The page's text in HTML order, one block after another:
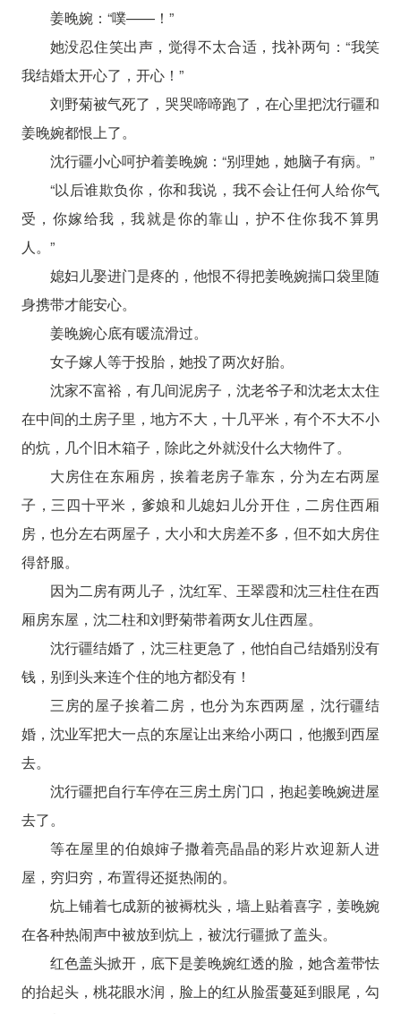
姜晚婉：“噗——！”
她没忍住笑出声，觉得不太合适，找补两句：“我笑
我结婚太开心了，开心！”
刘野菊被气死了，哭哭啼啼跑了，在心里把沈行疆和
姜晚婉都恨上了。
沈行疆小心呵护着姜晚婉：“别理她，她脑子有病。”
“以后谁欺负你，你和我说，我不会让任何人给你气
受，你嫁给我，我就是你的靠山，护不住你我不算男
人。”
媳妇儿娶进门是疼的，他恨不得把姜晚婉揣口袋里随
身携带才能安心。
姜晚婉心底有暖流滑过。
女子嫁人等于投胎，她投了两次好胎。
沈家不富裕，有几间泥房子，沈老爷子和沈老太太住
在中间的土房子里，地方不大，十几平米，有个不大不小
的炕，几个旧木箱子，除此之外就没什么大物件了。
大房住在东厢房，挨着老房子靠东，分为左右两屋
子，三四十平米，爹娘和儿媳妇儿分开住，二房住西厢
房，也分左右两屋子，大小和大房差不多，但不如大房住
得舒服。
因为二房有两儿子，沈红军、王翠霞和沈三柱住在西
厢房东屋，沈二柱和刘野菊带着两女儿住西屋。
沈行疆结婚了，沈三柱更急了，他怕自己结婚别没有
钱，别到头来连个住的地方都没有！
三房的屋子挨着二房，也分为东西两屋，沈行疆结
婚，沈业军把大一点的东屋让出来给小两口，他搬到西屋
去。
沈行疆把自行车停在三房土房门口，抱起姜晚婉进屋
去了。
等在屋里的伯娘婶子撒着亮晶晶的彩片欢迎新人进
屋，穷归穷，布置得还挺热闹的。
炕上铺着七成新的被褥枕头，墙上贴着喜字，姜晚婉
在各种热闹声中被放到炕上，被沈行疆掀了盖头。
红色盖头掀开，底下是姜晚婉红透的脸，她含羞带怯
的抬起头，桃花眼水润，脸上的红从脸蛋蔓延到眼尾，勾